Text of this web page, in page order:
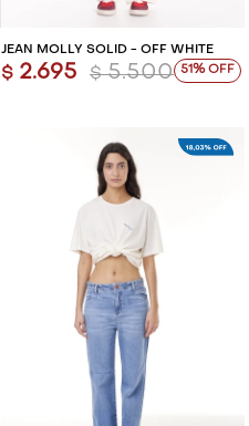
JEAN MOLLY SOLID - OFF WHITE
$ 2.695 $ 5.500 51